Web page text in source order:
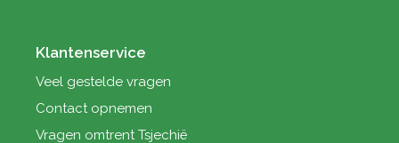
Klantenservice
Veel gestelde vragen
Contact opnemen
Vragen omtrent Tsjechië